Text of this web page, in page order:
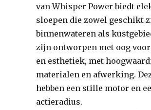
van Whisper Power biedt
sloepen die zowel geschikt
binnenwateren als
zijn ontworpen met oog
en esthetiek, met
materialen en afwerking.
hebben een stille motor en
actieradius.